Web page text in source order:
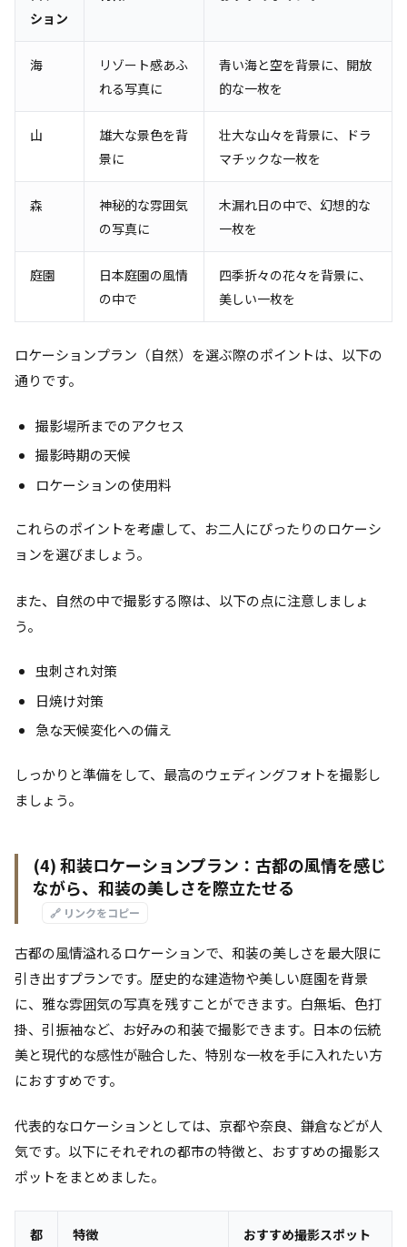
ション
海
リゾート感あふ
れる写真に
青い海と空を背景に、開放
的な一枚を
山
雄大な景色を背
景に
壮大な山々を背景に、ドラ
マチックな一枚を
森
神秘的な雰囲気
の写真に
木漏れ日の中で、幻想的な
一枚を
庭園
日本庭園の風情
の中で
四季折々の花々を背景に、
美しい一枚を
ロケーションプラン（自然）を選ぶ際のポイントは、以下の
通りです。
撮影場所までのアクセス
撮影時期の天候
ロケーションの使用料
これらのポイントを考慮して、お二人にぴったりのロケーシ
ョンを選びましょう。
また、自然の中で撮影する際は、以下の点に注意しましょ
う。
虫刺され対策
日焼け対策
急な天候変化への備え
しっかりと準備をして、最高のウェディングフォトを撮影し
ましょう。
(4) 和装ロケーションプラン：古都の風情を感じ
ながら、和装の美しさを際立たせる
🔗 リンクをコピー
古都の風情溢れるロケーションで、和装の美しさを最大限に
引き出すプランです。歴史的な建造物や美しい庭園を背景
に、雅な雰囲気の写真を残すことができます。白無垢、色打
掛、引振袖など、お好みの和装で撮影できます。日本の伝統
美と現代的な感性が融合した、特別な一枚を手に入れたい方
におすすめです。
代表的なロケーションとしては、京都や奈良、鎌倉などが人
気です。以下にそれぞれの都市の特徴と、おすすめの撮影ス
ポットをまとめました。
都
特徴 おすすめ撮影スポット